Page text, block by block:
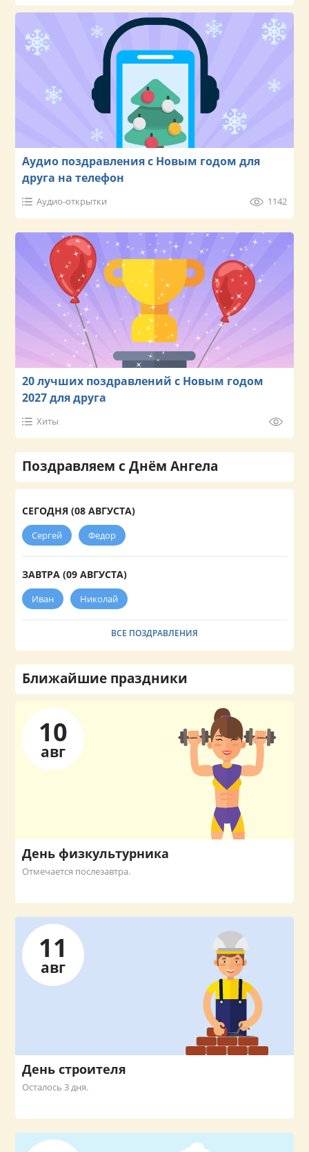
Аудио поздравления с Новым годом для
друга на телефон
Аудио-открытки 1142
20 лучших поздравлений с Новым годом
2027 для друга
Хиты
Поздравляем с Днём Ангела
СЕГОДНЯ (08 АВГУСТА)
Сергей Федор
ЗАВТРА (09 АВГУСТА)
Иван Николай
ВСЕ ПОЗДРАВЛЕНИЯ
Ближайшие праздники
10
авг
День физкультурника
Отмечается послезавтра.
11
авг
День строителя
Осталось 3 дня.